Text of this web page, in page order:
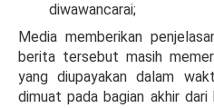
diwawancarai;
Media memberikan
berita tersebut masih
yang diupayakan dalam
dimuat pada bagian akhir